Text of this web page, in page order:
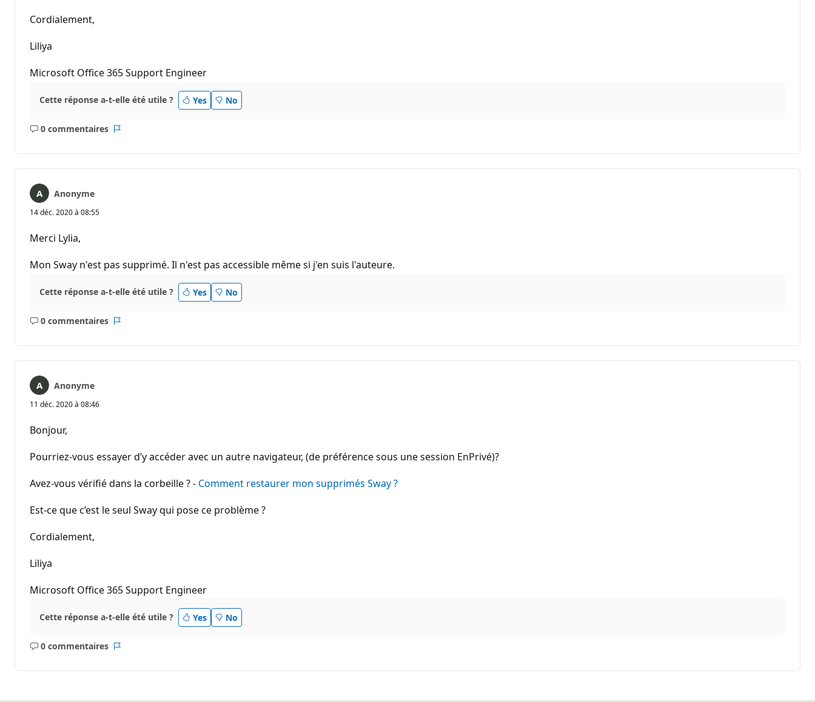
Cordialement,
Liliya
Microsoft Office 365 Support Engineer
Cette réponse a-t-elle été utile ? Yes No
0 commentaires
Aucun
Anonyme
14 déc. 2020 à 08:55
Merci Lylia,
Mon Sway n'est pas supprimé. Il n'est pas accessible même si j'en suis l'auteure.
Cette réponse a-t-elle été utile ? Yes No
0 commentaires
Aucun
Anonyme
11 déc. 2020 à 08:46
Bonjour,
Pourriez-vous essayer d’y accéder avec un autre navigateur, (de préférence sous une session EnPrivé)?
Avez-vous vérifié dans la corbeille ? - Comment restaurer mon supprimés Sway ?
Est-ce que c’est le seul Sway qui pose ce problème ?
Cordialement,
Liliya
Microsoft Office 365 Support Engineer
Cette réponse a-t-elle été utile ? Yes No
0 commentaires
Aucun